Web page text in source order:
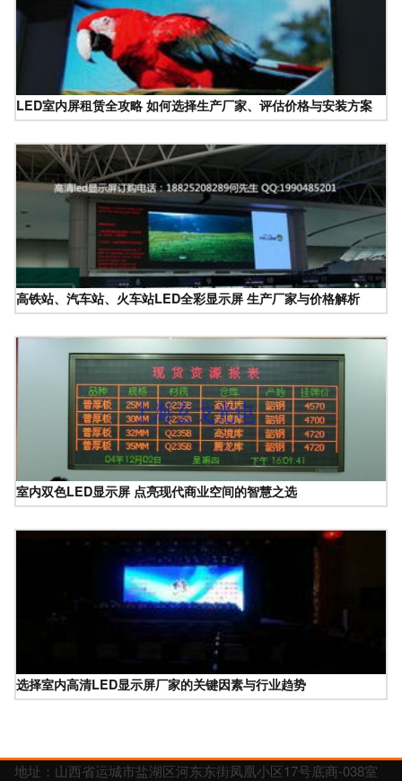
LED室内屏租赁全攻略 如何选择生产厂家、评估价格与安装方案
高铁站、汽车站、火车站LED全彩显示屏 生产厂家与价格解析
室内双色LED显示屏 点亮现代商业空间的智慧之选
选择室内高清LED显示屏厂家的关键因素与行业趋势
地址：山西省运城市盐湖区河东东街凤凰小区17号底商-038室